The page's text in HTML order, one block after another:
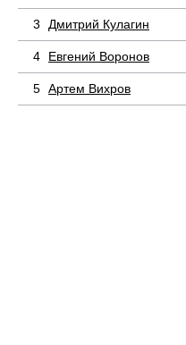
3 Дмитрий Кулагин
4 Евгений Воронов
5 Артем Вихров